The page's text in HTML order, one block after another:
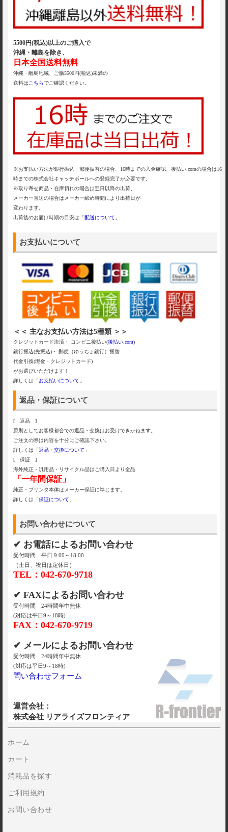
5500円(税込)以上のご購入で
沖縄・離島を除き、
日本全国送料無料
沖縄・離島地域、ご購5500円(税込)未満の
送料は こちらでご確認ください。
※お支払い方法が銀行振込・郵便振替の場合、16時までの入金確認、後払い.comの場合は16
時までの株式会社キャッチボールへの登録完了が必要です。
※取り寄せ商品・在庫切れの場合は翌日以降の出荷、
メーカー直送の場合はメーカー締め時間により出荷日が
変わります。
出荷後のお届け時期の目安は「 配送について 」
お支払いについて
＜＜ 主なお支払い方法は5種類 ＞＞
クレジットカード決済・ コンビニ後払い(後払い.com)
銀行振込(先振込)・ 郵便（ゆうちょ銀行）振替
代金引換(現金・クレジットカード)
がお選びいただけます！
詳しくは「お支払いについて 」
返品・保証について
[ 返品 ]
原則としてお客様都合での返品・交換はお受けできかねます。
ご注文の際は内容を十分にご確認下さい。
詳しくは「返品・交換について 」
[ 保証 ]
海外純正・汎用品・リサイクル品はご購入日より全品
「一年間保証」
純正・プリンタ本体はメーカー保証に準じます。
詳しくは「保証について 」
お問い合わせについて
✔ お電話によるお問い合わせ
受付時間 平日 9:00～18:00
（土日、祝日は定休日）
TEL：042-670-9718
✔ FAXによるお問い合わせ
受付時間 24時間年中無休
(対応は平日9～18時)
FAX：042-670-9719
✔ メールによるお問い合わせ
受付時間 24時間年中無休
(対応は平日9～18時)
問い合わせフォーム
運営会社：
株式会社 リアライズフロンティア
ホーム
カート
消耗品を探す
ご利用規約
お問い合わせ